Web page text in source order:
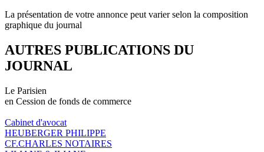
La présentation de votre annonce peut varier selon la composition
graphique du journal
AUTRES PUBLICATIONS DU
JOURNAL
Le Parisien
en Cession de fonds de commerce
Cabinet d'avocat
HEUBERGER PHILIPPE
CF.CHARLES NOTAIRES